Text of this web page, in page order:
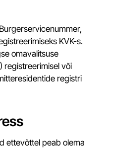
KVK-s.
omavalitsuse
registreerimisel või
registri
ettevõttel peab olema